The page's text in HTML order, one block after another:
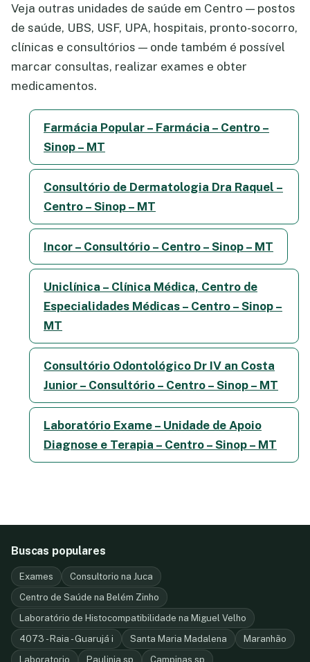
Veja outras unidades de saúde em Centro — postos
de saúde, UBS, USF, UPA, hospitais, pronto-socorro,
clínicas e consultórios — onde também é possível
marcar consultas, realizar exames e obter
medicamentos.
Farmácia Popular – Farmácia – Centro –
Sinop – MT
Consultório de Dermatologia Dra Raquel –
Centro – Sinop – MT
Incor – Consultório – Centro – Sinop – MT
Uniclínica – Clínica Médica, Centro de
Especialidades Médicas – Centro – Sinop –
MT
Consultório Odontológico Dr IV an Costa
Junior – Consultório – Centro – Sinop – MT
Laboratório Exame – Unidade de Apoio
Diagnose e Terapia – Centro – Sinop – MT
Buscas populares
Exames
Consultorio na Juca
Centro de Saúde na Belém Zinho
Laboratório de Histocompatibilidade na Miguel Velho
4073 - Raia - Guarujá i
Santa Maria Madalena
Maranhão
Laboratorio
Paulinia sp Campinas sp